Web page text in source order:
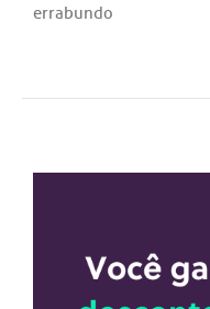
errabundo